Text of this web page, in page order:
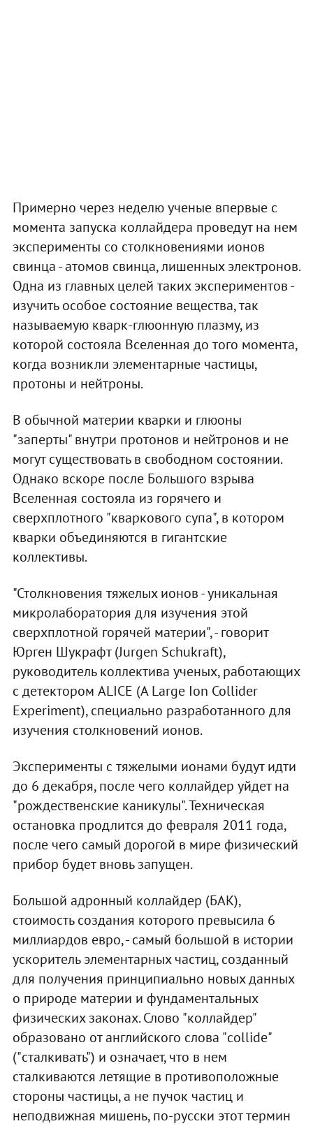
Примерно через неделю ученые впервые с
момента запуска коллайдера проведут на нем
эксперименты со столкновениями ионов
свинца - атомов свинца, лишенных электронов.
Одна из главных целей таких экспериментов -
изучить особое состояние вещества, так
называемую кварк-глюонную плазму, из
которой состояла Вселенная до того момента,
когда возникли элементарные частицы,
протоны и нейтроны.
В обычной материи кварки и глюоны
"заперты" внутри протонов и нейтронов и не
могут существовать в свободном состоянии.
Однако вскоре после Большого взрыва
Вселенная состояла из горячего и
сверхплотного "кваркового супа", в котором
кварки объединяются в гигантские
коллективы.
"Столкновения тяжелых ионов - уникальная
микролаборатория для изучения этой
сверхплотной горячей материи", - говорит
Юрген Шукрафт (Jurgen Schukraft),
руководитель коллектива ученых, работающих
с детектором ALICE (A Large Ion Collider
Experiment), специально разработанного для
изучения столкновений ионов.
Эксперименты с тяжелыми ионами будут идти
до 6 декабря, после чего коллайдер уйдет на
"рождественские каникулы". Техническая
остановка продлится до февраля 2011 года,
после чего самый дорогой в мире физический
прибор будет вновь запущен.
Большой адронный коллайдер (БАК),
стоимость создания которого превысила 6
миллиардов евро, - самый большой в истории
ускоритель элементарных частиц, созданный
для получения принципиально новых данных
о природе материи и фундаментальных
физических законах. Слово "коллайдер"
образовано от английского слова "collide"
("сталкивать") и означает, что в нем
сталкиваются летящие в противоположные
стороны частицы, а не пучок частиц и
неподвижная мишень, по-русски этот термин